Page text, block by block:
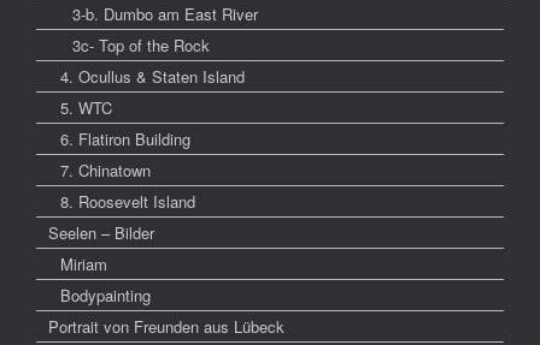
3-b. Dumbo am East River
3c- Top of the Rock
4. Ocullus & Staten Island
5. WTC
6. Flatiron Building
7. Chinatown
8. Roosevelt Island
Seelen – Bilder
Miriam
Bodypainting
Portrait von Freunden aus Lübeck